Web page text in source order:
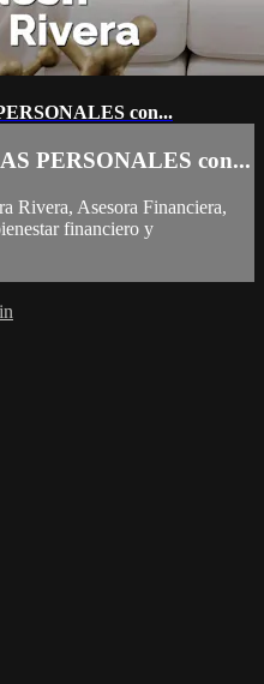
con...
PERSONALES con...
Rivera, Asesora Financiera,
financiero y